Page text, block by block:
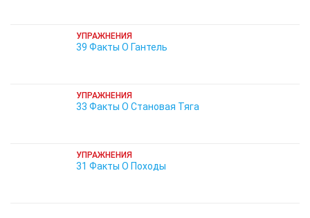
УПРАЖНЕНИЯ
39 Факты О Гантель
УПРАЖНЕНИЯ
33 Факты О Становая Тяга
УПРАЖНЕНИЯ
31 Факты О Походы